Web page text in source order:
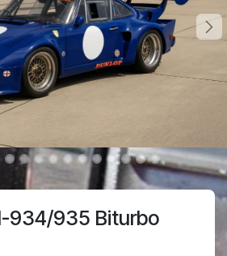
934/935 Biturbo